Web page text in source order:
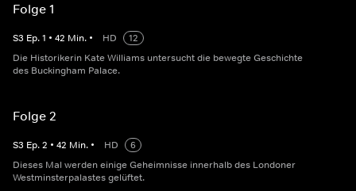
Folge 1
S3 Ep.1 • 42 Min. • HD
12
Die Historikerin Kate Williams untersucht die bewegte Geschichte
des Buckingham Palace.
Folge 2
S3 Ep.2 • 42 Min. • HD
6
Dieses Mal werden einige Geheimnisse innerhalb des Londoner
Westminsterpalastes gelüftet.